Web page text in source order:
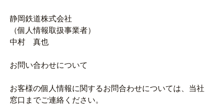
静岡鉄道株式会社
（個人情報取扱事業者）
中村 真也
お問い合わせについて
お客様の個人情報に関するお問合わせについては、当社
窓口までご連絡ください。